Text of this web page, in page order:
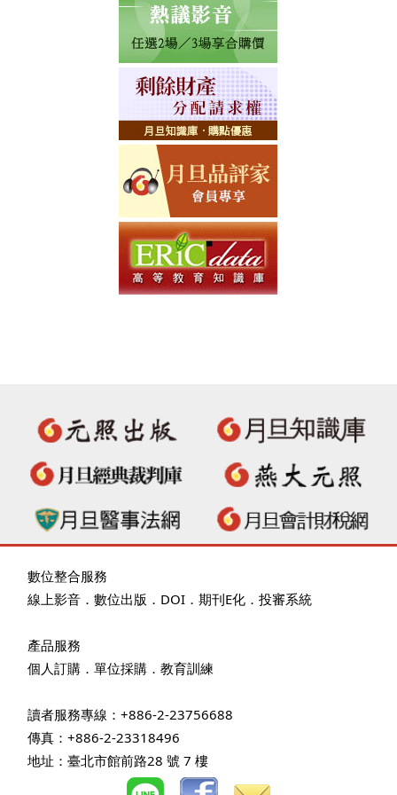
數位整合服務
線上影音 ．數位出版 ． DOI ．期刊E化 ．投審系統
產品服務
個人訂購 ．單位採購 ．教育訓練
讀者服務專線：+886-2-23756688
傳真：+886-2-23318496
地址：臺北市館前路28 號 7 樓